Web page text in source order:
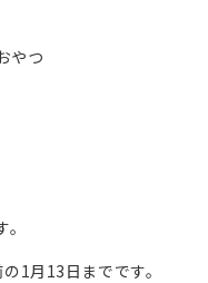
やつ
1月13日までです。